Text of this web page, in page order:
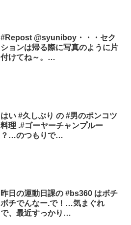
#Repost @syuniboy・・・セク
ションは帰る際に写真のように片
付けてね～。…
はい #久しぶり の #男のポンコツ
料理 .#ゴーヤーチャンプルー
？…のつもりで…
昨日の運動日課の #bs360 はボチ
ボチでんなー.で！…気まぐれ
で、最近すっかり…